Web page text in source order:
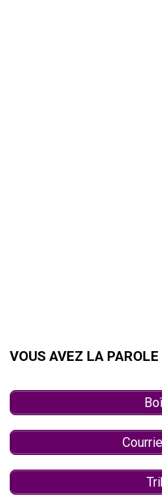
VOUS AVEZ LA PAROLE